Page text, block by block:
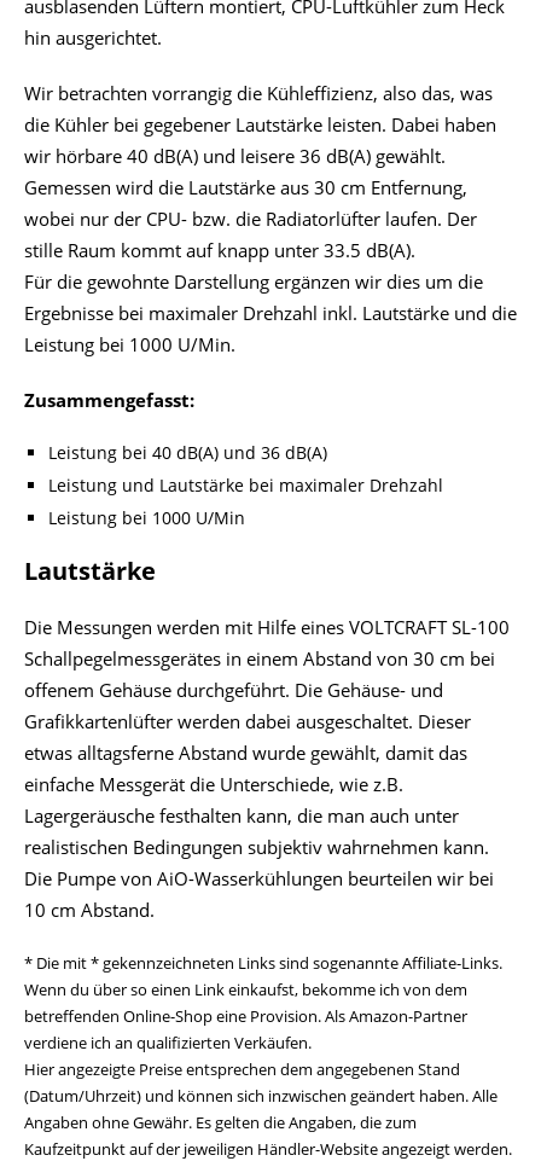
ausblasenden Lüftern montiert, CPU-Luftkühler zum Heck
hin ausgerichtet.
Wir betrachten vorrangig die Kühleffizienz, also das, was
die Kühler bei gegebener Lautstärke leisten. Dabei haben
wir hörbare 40 dB(A) und leisere 36 dB(A) gewählt.
Gemessen wird die Lautstärke aus 30 cm Entfernung,
wobei nur der CPU- bzw. die Radiatorlüfter laufen. Der
stille Raum kommt auf knapp unter 33.5 dB(A).
Für die gewohnte Darstellung ergänzen wir dies um die
Ergebnisse bei maximaler Drehzahl inkl. Lautstärke und die
Leistung bei 1000 U/Min.
Zusammengefasst:
Leistung bei 40 dB(A) und 36 dB(A)
Leistung und Lautstärke bei maximaler Drehzahl
Leistung bei 1000 U/Min
Lautstärke
Die Messungen werden mit Hilfe eines VOLTCRAFT SL-100
Schallpegelmessgerätes in einem Abstand von 30 cm bei
offenem Gehäuse durchgeführt. Die Gehäuse- und
Grafikkartenlüfter werden dabei ausgeschaltet. Dieser
etwas alltagsferne Abstand wurde gewählt, damit das
einfache Messgerät die Unterschiede, wie z.B.
Lagergeräusche festhalten kann, die man auch unter
realistischen Bedingungen subjektiv wahrnehmen kann.
Die Pumpe von AiO-Wasserkühlungen beurteilen wir bei
10 cm Abstand.
* Die mit * gekennzeichneten Links sind sogenannte Affiliate-Links.
Wenn du über so einen Link einkaufst, bekomme ich von dem
betreffenden Online-Shop eine Provision. Als Amazon-Partner
verdiene ich an qualifizierten Verkäufen.
Hier angezeigte Preise entsprechen dem angegebenen Stand
(Datum/Uhrzeit) und können sich inzwischen geändert haben. Alle
Angaben ohne Gewähr. Es gelten die Angaben, die zum
Kaufzeitpunkt auf der jeweiligen Händler-Website angezeigt werden.